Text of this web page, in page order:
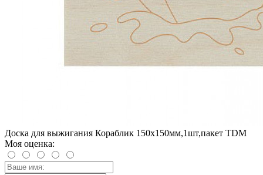
Доска для выжигания Кораблик 150х150мм,1шт,пакет TDM
Моя оценка: